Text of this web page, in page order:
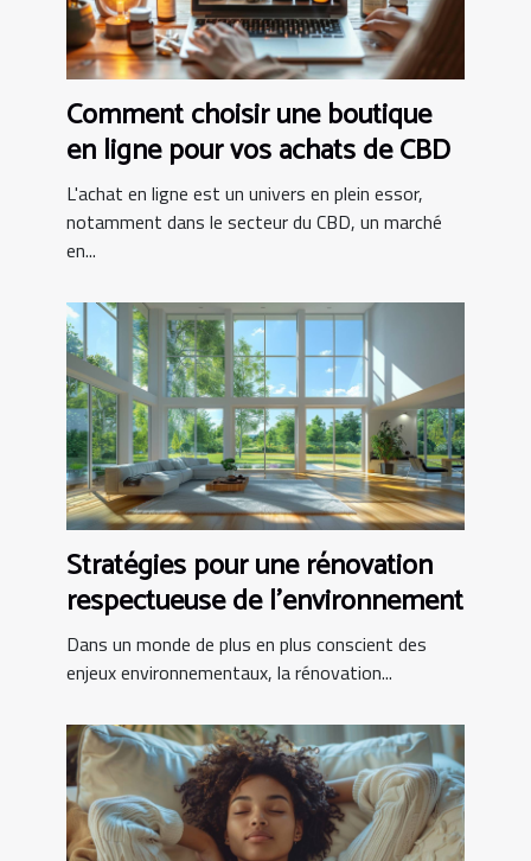
Comment choisir une boutique
en ligne pour vos achats de CBD
L'achat en ligne est un univers en plein essor,
notamment dans le secteur du CBD, un marché
en...
Stratégies pour une rénovation
respectueuse de l'environnement
Dans un monde de plus en plus conscient des
enjeux environnementaux, la rénovation...